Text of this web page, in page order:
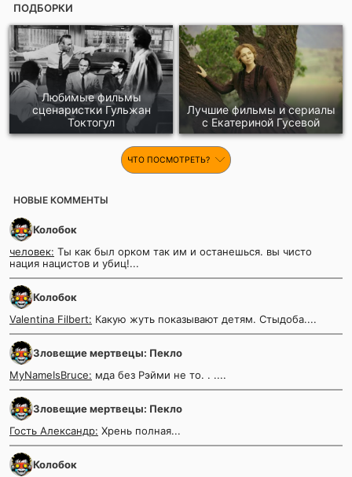
ПОДБОРКИ
Любимые фильмы
сценаристки Гульжан
Токтогул
Лучшие фильмы и сериалы
с Екатериной Гусевой
ЧТО ПОСМОТРЕТЬ?
НОВЫЕ КОММЕНТЫ
Колобок
человек: Ты как был орком так им и останешься. вы чисто
нация нацистов и убиц!...
Колобок
Valentina Filbert: Какую жуть показывают детям. Стыдоба....
Зловещие мертвецы: Пекло
MyNameIsBruce: мда без Рэйми не то. . ....
Зловещие мертвецы: Пекло
Гость Александр: Хрень полная...
Колобок